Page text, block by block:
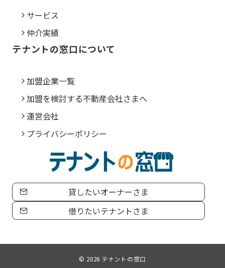
サービス
仲介実績
テナントの窓口について
加盟企業一覧
加盟を検討する不動産会社さまへ
運営会社
プライバシーポリシー
貸したいオーナーさま
借りたいテナントさま
© 2026 テナントの窓口